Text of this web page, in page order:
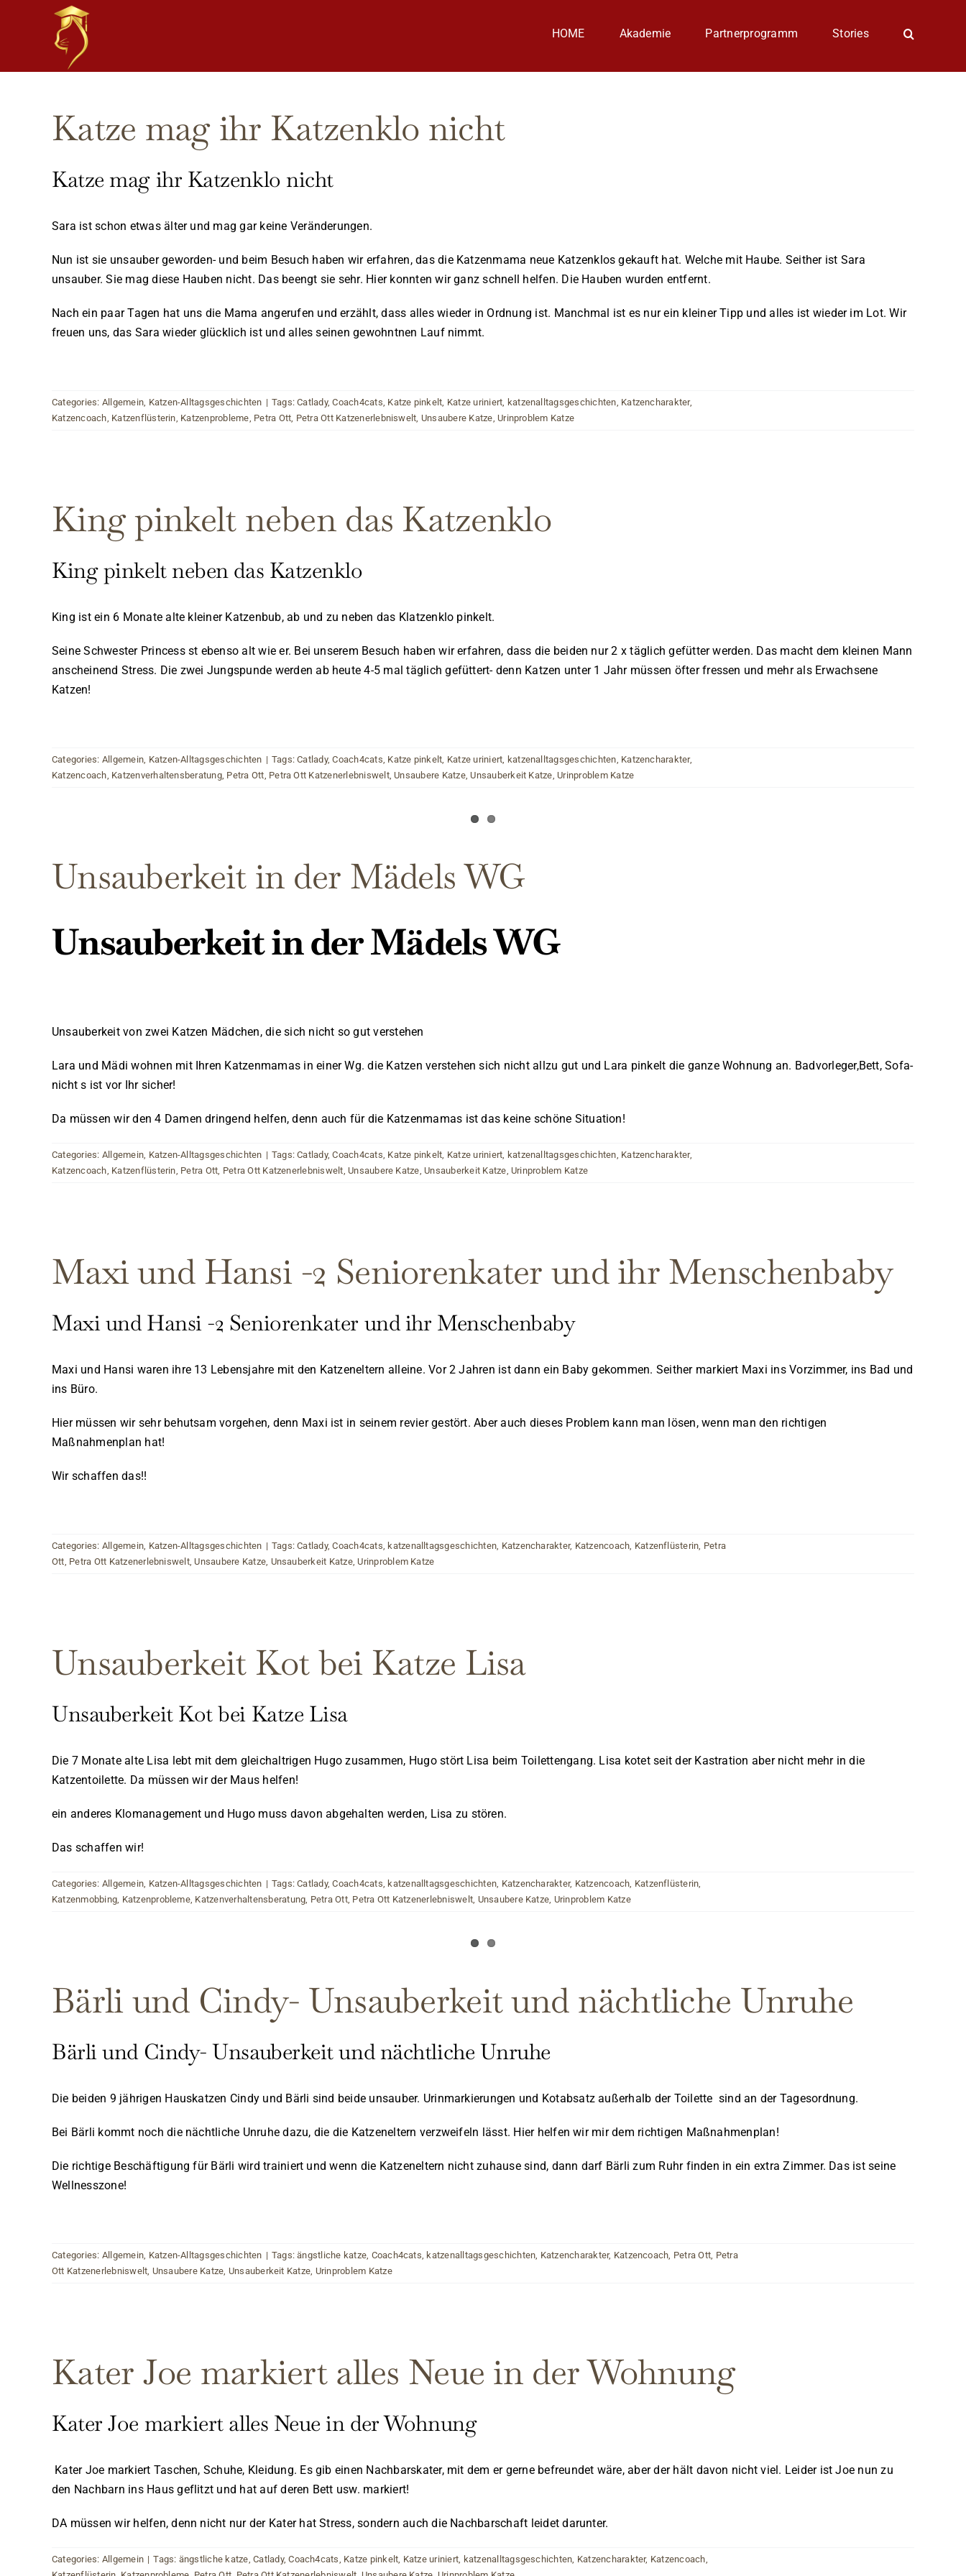
HOME Akademie Partnerprogramm Stories
Katze mag ihr Katzenklo nicht
Katze mag ihr Katzenklo nicht
Sara ist schon etwas älter und mag gar keine Veränderungen.
Nun ist sie unsauber geworden- und beim Besuch haben wir erfahren, das die Katzenmama neue Katzenklos gekauft hat. Welche mit Haube. Seither ist Sara
unsauber. Sie mag diese Hauben nicht. Das beengt sie sehr. Hier konnten wir ganz schnell helfen. Die Hauben wurden entfernt.
Nach ein paar Tagen hat uns die Mama angerufen und erzählt, dass alles wieder in Ordnung ist. Manchmal ist es nur ein kleiner Tipp und alles ist wieder im Lot. Wir
freuen uns, das Sara wieder glücklich ist und alles seinen gewohntnen Lauf nimmt.
Categories: Allgemein Katzen-Alltagsgeschichten | Tags:Catlady,Coach4cats Katze pinkelt Katze uriniert katzenalltagsgeschichten Katzencharakter,
Katzencoach Katzenflüsterin Katzenprobleme Petra Ott Petra Ott Katzenerlebniswelt Unsaubere Katze Urinproblem Katze
King pinkelt neben das Katzenklo
King pinkelt neben das Katzenklo
King ist ein 6 Monate alte kleiner Katzenbub, ab und zu neben das Klatzenklo pinkelt.
Seine Schwester Princess st ebenso alt wie er. Bei unserem Besuch haben wir erfahren, dass die beiden nur 2 x täglich gefütter werden. Das macht dem kleinen Mann
anscheinend Stress. Die zwei Jungspunde werden ab heute 4-5 mal täglich gefüttert- denn Katzen unter 1 Jahr müssen öfter fressen und mehr als Erwachsene
Katzen!
Categories: Allgemein Katzen-Alltagsgeschichten | Tags:Catlady,Coach4cats Katze pinkelt Katze uriniert katzenalltagsgeschichten Katzencharakter,
Katzencoach Katzenverhaltensberatung, Petra Ott Petra Ott Katzenerlebniswelt, Unsaubere Katze, Unsauberkeit Katze Urinproblem Katze
Unsauberkeit in der Mädels WG
Unsauberkeit in der Mädels WG
Unsauberkeit von zwei Katzen Mädchen, die sich nicht so gut verstehen
Lara und Mädi wohnen mit Ihren Katzenmamas in einer Wg. die Katzen verstehen sich nicht allzu gut und Lara pinkelt die ganze Wohnung an. Badvorleger,Bett, Sofa-
nicht s ist vor Ihr sicher!
Da müssen wir den 4 Damen dringend helfen, denn auch für die Katzenmamas ist das keine schöne Situation!
Categories: Allgemein Katzen-Alltagsgeschichten | Tags:Catlady,Coach4cats Katze pinkelt Katze uriniert katzenalltagsgeschichten Katzencharakter,
Katzencoach Katzenflüsterin Petra Ott Petra Ott Katzenerlebniswelt Unsaubere Katze Unsauberkeit Katze Urinproblem Katze
Maxi und Hansi -2 Seniorenkater und ihr Menschenbaby
Maxi und Hansi -2 Seniorenkater und ihr Menschenbaby
Maxi und Hansi waren ihre 13 Lebensjahre mit den Katzeneltern alleine. Vor 2 Jahren ist dann ein Baby gekommen. Seither markiert Maxi ins Vorzimmer, ins Bad und
ins Büro.
Hier müssen wir sehr behutsam vorgehen, denn Maxi ist in seinem revier gestört. Aber auch dieses Problem kann man lösen, wenn man den richtigen
Maßnahmenplan hat!
Wir schaffen das!!
Categories: Allgemein Katzen-Alltagsgeschichten | Tags:Catlady,Coach4cats katzenalltagsgeschichten Katzencharakter, Katzencoach Katzenflüsterin Petra
Ott Petra Ott Katzenerlebniswelt, Unsaubere Katze Unsauberkeit Katze, Urinproblem Katze
Unsauberkeit Kot bei Katze Lisa
Unsauberkeit Kot bei Katze Lisa
Die 7 Monate alte Lisa lebt mit dem gleichaltrigen Hugo zusammen, Hugo stört Lisa beim Toilettengang. Lisa kotet seit der Kastration aber nicht mehr in die
Katzentoilette. Da müssen wir der Maus helfen!
ein anderes Klomanagement und Hugo muss davon abgehalten werden, Lisa zu stören.
Das schaffen wir!
Categories: Allgemein Katzen-Alltagsgeschichten | Tags:Catlady,Coach4cats katzenalltagsgeschichten Katzencharakter, Katzencoach Katzenflüsterin
Katzenmobbing Katzenprobleme, Katzenverhaltensberatung Petra Ott, Petra Ott Katzenerlebniswelt Unsaubere Katze Urinproblem Katze
Bärli und Cindy- Unsauberkeit und nächtliche Unruhe
Bärli und Cindy- Unsauberkeit und nächtliche Unruhe
Die beiden 9 jährigen Hauskatzen Cindy und Bärli sind beide unsauber. Urinmarkierungen und Kotabsatz außerhalb der Toilette sind an der Tagesordnung.
Bei Bärli kommt noch die nächtliche Unruhe dazu, die die Katzeneltern verzweifeln lässt. Hier helfen wir mir dem richtigen Maßnahmenplan!
Die richtige Beschäftigung für Bärli wird trainiert und wenn die Katzeneltern nicht zuhause sind, dann darf Bärli zum Ruhr finden in ein extra Zimmer. Das ist seine
Wellnesszone!
Categories: Allgemein Katzen-Alltagsgeschichten | Tags:ängstliche katze Coach4cats katzenalltagsgeschichten Katzencharakter, Katzencoach Petra Ott Petra
Ott Katzenerlebniswelt Unsaubere Katze Unsauberkeit Katze Urinproblem Katze
Kater Joe markiert alles Neue in der Wohnung
Kater Joe markiert alles Neue in der Wohnung
Kater Joe markiert Taschen, Schuhe, Kleidung. Es gib einen Nachbarskater, mit dem er gerne befreundet wäre, aber der hält davon nicht viel. Leider ist Joe nun zu
den Nachbarn ins Haus geflitzt und hat auf deren Bett usw. markiert!
DA müssen wir helfen, denn nicht nur der Kater hat Stress, sondern auch die Nachbarschaft leidet darunter.
Categories: Allgemein | Tags: ängstliche katze ,Catlady,Coach4cats Katze pinkelt Katze uriniert katzenalltagsgeschichten Katzencharakter, Katzencoach